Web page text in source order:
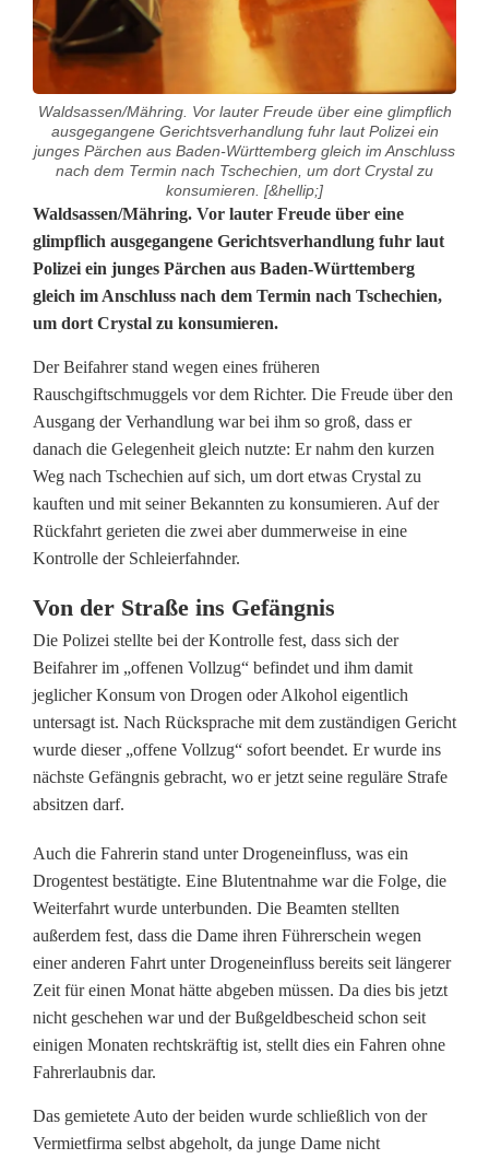
Waldsassen/Mähring. Vor lauter Freude über eine glimpflich
ausgegangene Gerichtsverhandlung fuhr laut Polizei ein
junges Pärchen aus Baden-Württemberg gleich im Anschluss
nach dem Termin nach Tschechien, um dort Crystal zu
konsumieren. [&hellip;]
C
r
y
t
a
l
z
u
r
F
e
i
e
r
n
a
c
h
G
e
i
Waldsassen/Mähring. Vor lauter Freude über eine
glimpflich ausgegangene Gerichtsverhandlung fuhr laut
Polizei ein junges Pärchen aus Baden-Württemberg
gleich im Anschluss nach dem Termin nach Tschechien,
um dort Crystal zu konsumieren.
Der Beifahrer stand wegen eines früheren
Rauschgiftschmuggels vor dem Richter. Die Freude über den
Ausgang der Verhandlung war bei ihm so groß, dass er
danach die Gelegenheit gleich nutzte: Er nahm den kurzen
Weg nach Tschechien auf sich, um dort etwas Crystal zu
kauften und mit seiner Bekannten zu konsumieren. Auf der
Rückfahrt gerieten die zwei aber dummerweise in eine
Kontrolle der Schleierfahnder.
Von der Straße ins Gefängnis
Die Polizei stellte bei der Kontrolle fest, dass sich der
Beifahrer im „offenen Vollzug“ befindet und ihm damit
jeglicher Konsum von Drogen oder Alkohol eigentlich
untersagt ist. Nach Rücksprache mit dem zuständigen Gericht
wurde dieser „offene Vollzug“ sofort beendet. Er wurde ins
nächste Gefängnis gebracht, wo er jetzt seine reguläre Strafe
absitzen darf.
Auch die Fahrerin stand unter Drogeneinfluss, was ein
Drogentest bestätigte. Eine Blutentnahme war die Folge, die
Weiterfahrt wurde unterbunden. Die Beamten stellten
außerdem fest, dass die Dame ihren Führerschein wegen
einer anderen Fahrt unter Drogeneinfluss bereits seit längerer
Zeit für einen Monat hätte abgeben müssen. Da dies bis jetzt
nicht geschehen war und der Bußgeldbescheid schon seit
einigen Monaten rechtskräftig ist, stellt dies ein Fahren ohne
Fahrerlaubnis dar.
Das gemietete Auto der beiden wurde schließlich von der
Vermietfirma selbst abgeholt, da junge Dame nicht